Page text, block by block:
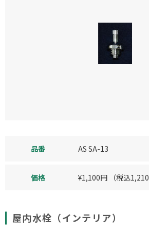
品番 AS SA-13
価格 ¥1,100円 （税込1,210
屋内水栓（インテリア）